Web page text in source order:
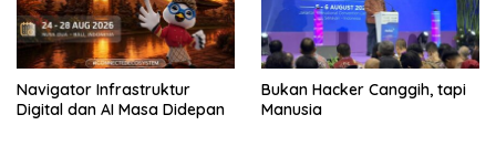
Navigator Infrastruktur
Digital dan AI Masa Didepan
Bukan Hacker Canggih, tapi
Manusia